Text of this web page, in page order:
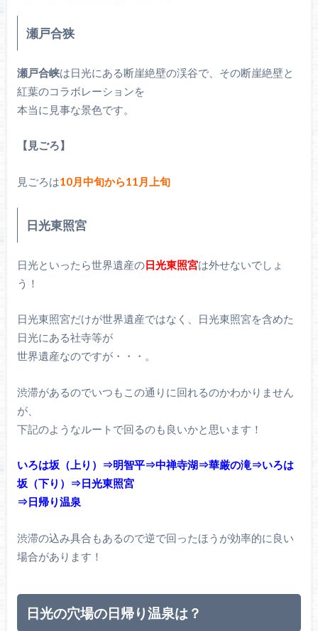
瀬戸合狭
瀬戸合峡は日光にある断崖絶壁の渓谷で、その断崖絶壁と
紅葉のコラボレーションを
本当に見事な景色です。
【見ごろ】
見ごろは10月中旬から11月上旬
日光東照宮
日光といったら世界遺産の日光東照宮は外せないでしょ
う！
日光東照宮だけが世界遺産ではなく、日光東照宮を含めた
日光にある社寺等が
世界遺産なのですが・・・。
渋滞があるのでいつもこの通りに回れるのかわかりません
が、
下記のようなルートで回るのも良いかと思います！
いろは坂（上り）⇒明智平⇒中禅寺湖⇒華厳の滝⇒いろは
坂（下り）⇒日光東照宮
⇒日帰り温泉
渋滞の込み具合もあるので逆で回ったほうが効率的に良い
場合があります！
日光の穴場の日帰り温泉は？